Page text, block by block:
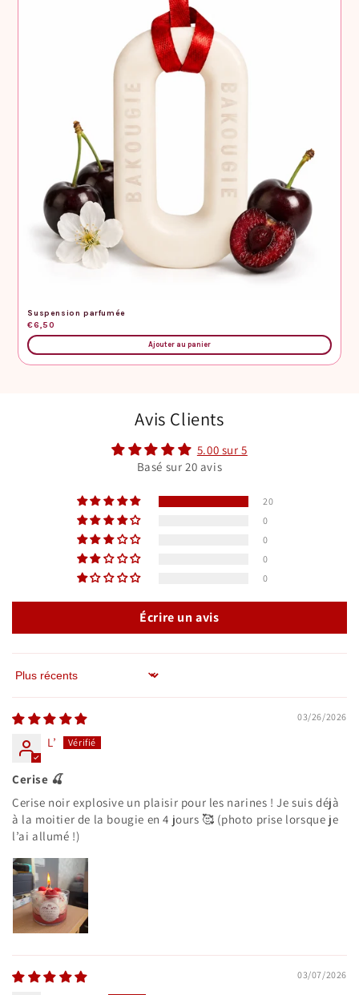
Suspension parfumée
€6,50
Ajouter au panier
Avis Clients
5.00 sur 5
Basé sur 20 avis
20
0
0
0
0
Écrire un avis
Sort by
03/26/2026
L’
Cerise 🍒
Cerise noir explosive un plaisir pour les narines ! Je suis déjà
à la moitier de la bougie en 4 jours 🥰 (photo prise lorsque je
l’ai allumé !)
03/07/2026